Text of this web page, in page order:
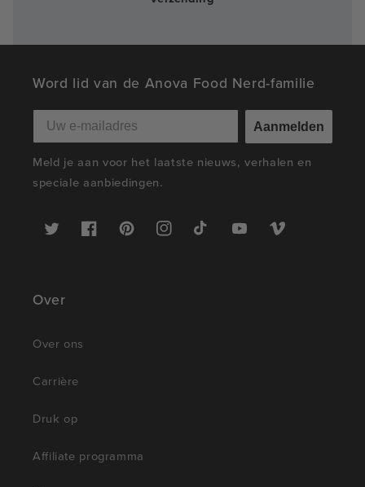
Word lid van de Anova Food Nerd-familie
Aanmelden
Meld je aan voor het laatste nieuws, verhalen en
speciale aanbiedingen.
Twitter FacebookPinterestInstagramTikTok YouTubeVimeo
Over
Over ons
Carrière
Druk op
Affiliate programma